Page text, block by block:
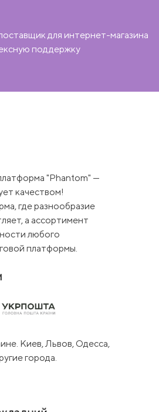
для интернет-магазина
поддержку
"Phantom" —
качеством!
где разнообразие
а ассортимент
любого
платформы.
Киев, Львов, Одесса,
города.